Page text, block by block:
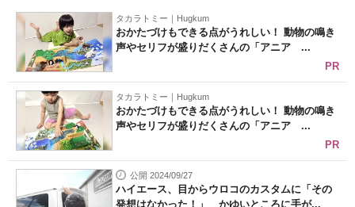
タカラトミー｜Hugkum
おかたづけもできる点がうれしい！ 動物の鳴き
声やセリフが盛りだくさんの「アニア ...
PR
タカラトミー｜Hugkum
おかたづけもできる点がうれしい！ 動物の鳴き
声やセリフが盛りだくさんの「アニア ...
PR
公開 2024/09/27
ハイエース、目からウロコのカスタムに「その
発想はなかった！」 かゆいところに手が...